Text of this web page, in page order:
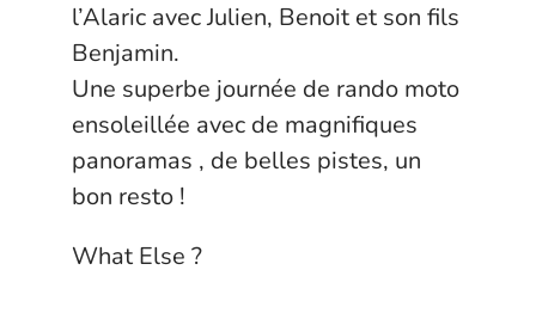
l’Alaric avec Julien, Benoit et son fils
Benjamin.
Une superbe journée de rando moto
ensoleillée avec de magnifiques
panoramas , de belles pistes, un
bon resto !
What Else ?